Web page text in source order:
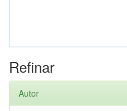
Refinar
Autor